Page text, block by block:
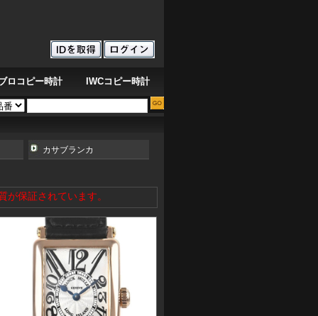
ロコピー時計 IWCコピー時計
IW358304 高品質のオーデマ ピゲ ロイヤル オーク オフショア クロノグラフ
カサブランカ
保証されています。